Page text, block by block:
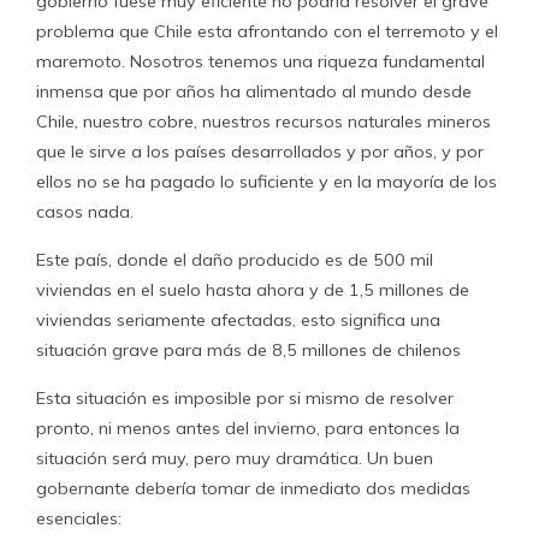
problema que Chile esta afrontando con el terremoto y el
maremoto. Nosotros tenemos una riqueza fundamental
inmensa que por años ha alimentado al mundo desde
Chile, nuestro cobre, nuestros recursos naturales mineros
que le sirve a los países desarrollados y por años, y por
ellos no se ha pagado lo suficiente y en la mayoría de los
casos nada.
Este país, donde el daño producido es de 500 mil
viviendas en el suelo hasta ahora y de 1,5 millones de
viviendas seriamente afectadas, esto significa una
situación grave para más de 8,5 millones de chilenos
Esta situación es imposible por si mismo de resolver
pronto, ni menos antes del invierno, para entonces la
situación será muy, pero muy dramática. Un buen
gobernante debería tomar de inmediato dos medidas
esenciales: